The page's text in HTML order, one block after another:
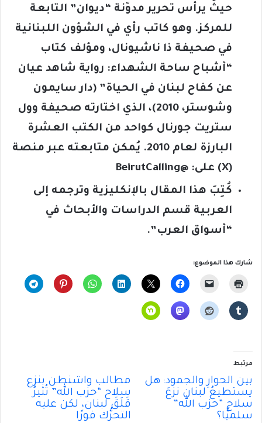
حيثُ يرأس تحرير مدوّنة “ديوان” التابعة
للمركز. وهو كاتب رأي في الشؤون اللبنانية
في صحيفة ذا ناشيونال، ومؤلف كتاب
“أشباح ساحة الشهداء: رواية شاهد عيان
عن كفاح لبنان في الحياة” (دار سايمون
وشوستر، 2010)، الذي اختارته صحيفة وول
ستريت جورنال كواحد من الكتب العشرة
البارزة لعام 2010.
يُمكن متابعته عبر منصة
(
X
) على:
@BeirutCalling
كُتِبَ هذا المقال بالإنكليزية وترجمه إلى
العربية قسم الدراسات والأبحاث في
“أسواق العرب”.
شارك هذا الموضوع:
مرتبط
بين الحوارِ والجمود: هل
يستطيعُ لبنان نزعَ
سلاح “حزب الله”
سلميًّا؟
مطالب واشنطن بنزع
سلاح “حزب الله” تُثيرُ
قَلَقَ لبنان، لكن عليه
التحرُّك فورًا